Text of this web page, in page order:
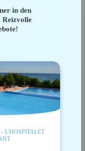
in den
Reizvolle
- L'HOSPITALET